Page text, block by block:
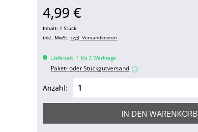
4,99 €
Inhalt: 1 Stück
inkl. MwSt.zzgl. Versandkosten
Lieferzeit: 1 bis 3 Werktage
Paket- oder Stückgutversand i
Anzahl:
IN DEN WARENKORB